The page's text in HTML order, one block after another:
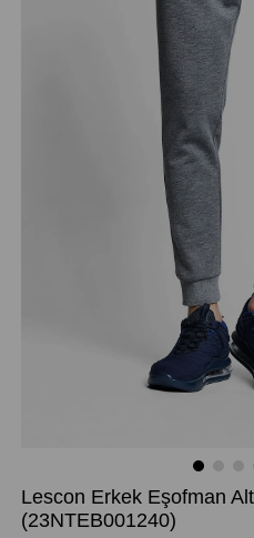
Lescon Erkek Eşofman
(23NTEB001240)